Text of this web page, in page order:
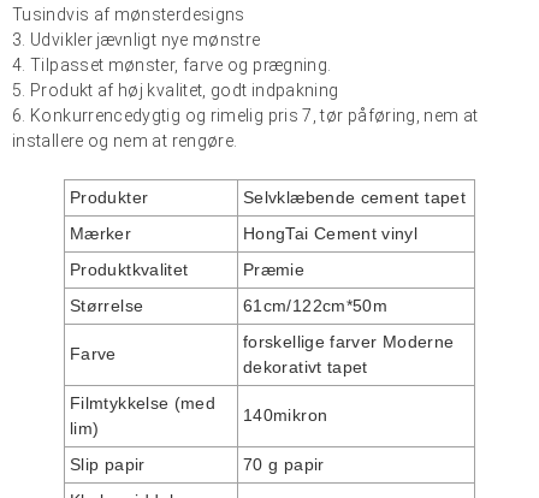
Tusindvis af mønsterdesigns
3. Udvikler jævnligt nye mønstre
4. Tilpasset mønster, farve og prægning.
5. Produkt af høj kvalitet, godt indpakning
6. Konkurrencedygtig og rimelig pris 7, tør påføring, nem at
installere og nem at rengøre.
Produkter
Selvklæbende cement tapet
Mærker
HongTai Cement vinyl
Produktkvalitet
Præmie
Størrelse
61cm/122cm*50m
Farve
forskellige farver Moderne
dekorativt tapet
Filmtykkelse (med
lim)
140mikron
Slip papir
70 g papir